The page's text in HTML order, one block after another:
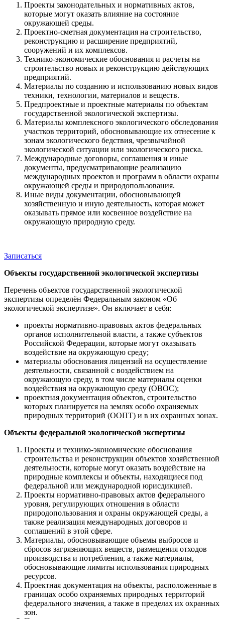
Проекты законодательных и нормативных актов,
которые могут оказать влияние на состояние
окружающей среды.
Проектно-сметная документация на строительство,
реконструкцию и расширение предприятий,
сооружений и их комплексов.
Технико-экономические обоснования и расчеты на
строительство новых и реконструкцию действующих
предприятий.
Материалы по созданию и использованию новых видов
техники, технологии, материалов и веществ.
Предпроектные и проектные материалы по объектам
государственной экологической экспертизы.
Материалы комплексного экологического обследования
участков территорий, обосновывающие их отнесение к
зонам экологического бедствия, чрезвычайной
экологической ситуации или экологического риска.
Международные договоры, соглашения и иные
документы, предусматривающие реализацию
международных проектов и программ в области охраны
окружающей среды и природопользования.
Иные виды документации, обосновывающей
хозяйственную и иную деятельность, которая может
оказывать прямое или косвенное воздействие на
окружающую природную среду.
Записаться
Объекты государственной экологической экспертизы
Перечень объектов государственной экологической
экспертизы определён Федеральным законом «Об
экологической экспертизе». Он включает в себя:
проекты нормативно-правовых актов федеральных
органов исполнительной власти, а также субъектов
Российской Федерации, которые могут оказывать
воздействие на окружающую среду;
материалы обоснования лицензий на осуществление
деятельности, связанной с воздействием на
окружающую среду, в том числе материалы оценки
воздействия на окружающую среду (ОВОС);
проектная документация объектов, строительство
которых планируется на землях особо охраняемых
природных территорий (ООПТ) и в их охранных зонах.
Объекты федеральной экологической экспертизы
Проекты и технико-экономические обоснования
строительства и реконструкции объектов хозяйственной
деятельности, которые могут оказать воздействие на
природные комплексы и объекты, находящиеся под
федеральной или международной юрисдикцией.
Проекты нормативно-правовых актов федерального
уровня, регулирующих отношения в области
природопользования и охраны окружающей среды, а
также реализация международных договоров и
соглашений в этой сфере.
Материалы, обосновывающие объемы выбросов и
сбросов загрязняющих веществ, размещения отходов
производства и потребления, а также материалы,
обосновывающие лимиты использования природных
ресурсов.
Проектная документация на объекты, расположенные в
границах особо охраняемых природных территорий
федерального значения, а также в пределах их охранных
зон.